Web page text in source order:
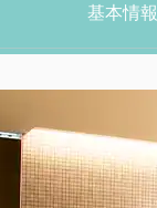
基本情報